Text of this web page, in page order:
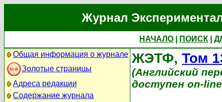
Журнал
НАЧАЛО ПОИСК
Общая информация о журнале
Золотые страницы
Адреса редакции
Содержание журнала
ЖЭТФ, Том
(Английский
доступен on-